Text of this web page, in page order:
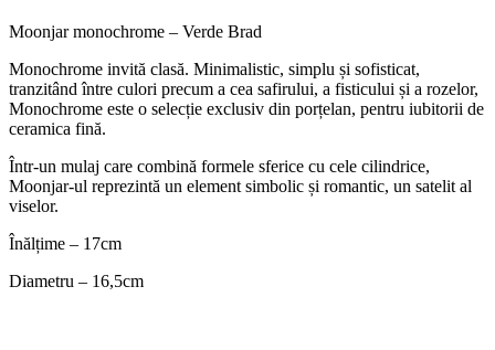
Moonjar monochrome – Verde Brad
Monochrome invită clasă. Minimalistic, simplu și sofisticat,
tranzitând între culori precum a cea safirului, a fisticului și a rozelor,
Monochrome este o selecție exclusiv din porțelan, pentru iubitorii de
ceramica fină.
Într-un mulaj care combină formele sferice cu cele cilindrice,
Moonjar-ul reprezintă un element simbolic și romantic, un satelit al
viselor.
Înălțime – 17cm
Diametru – 16,5cm